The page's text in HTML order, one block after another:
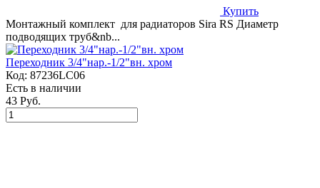
Купить
Монтажный комплект для радиаторов Sira RS Диаметр
подводящих труб&nb...
Переходник 3/4"нар.-1/2"вн. хром
Код: 87236LC06
Есть в наличии
43 Руб.